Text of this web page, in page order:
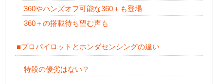
360やハンズオフ可能な360＋も登場
360＋の搭載待ち望む声も
■プロパイロットとホンダセンシングの違い
特段の優劣はない？